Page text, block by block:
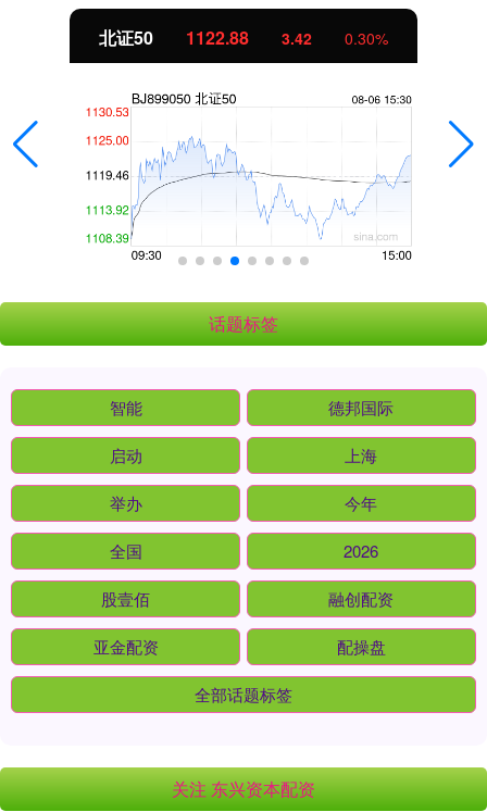
北证50 1122.88 3.42 0.30%
话题标签
智能 德邦国际
启动 上海
举办 今年
全国 2026
股壹佰 融创配资
亚金配资 配操盘
全部话题标签
关注 东兴资本配资